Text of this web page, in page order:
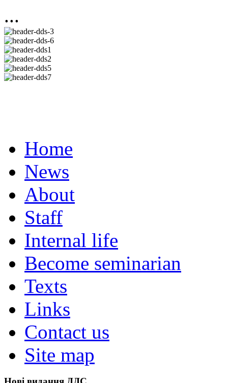
...
Home
News
About
Staff
Internal life
Become seminarian
Texts
Links
Contact us
Site map